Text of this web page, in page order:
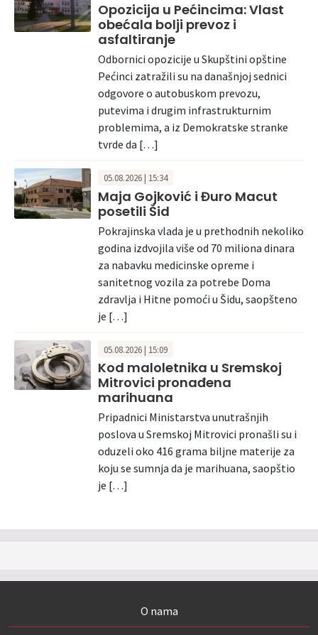
Opozicija u Pećincima: Vlast
obećala bolji prevoz i
asfaltiranje
Odbornici opozicije u Skupštini opštine
Pećinci zatražili su na današnjoj sednici
odgovore o autobuskom prevozu,
putevima i drugim infrastrukturnim
problemima, a iz Demokratske stranke
tvrde da […]
05.08.2026 | 15:34
Maja Gojković i Đuro Macut
posetili Šid
Pokrajinska vlada je u prethodnih nekoliko
godina izdvojila više od 70 miliona dinara
za nabavku medicinske opreme i
sanitetnog vozila za potrebe Doma
zdravlja i Hitne pomoći u Šidu, saopšteno
je […]
05.08.2026 | 15:09
Kod maloletnika u Sremskoj
Mitrovici pronađena
marihuana
Pripadnici Ministarstva unutrašnjih
poslova u Sremskoj Mitrovici pronašli su i
oduzeli oko 416 grama biljne materije za
koju se sumnja da je marihuana, saopštio
je […]
O nama